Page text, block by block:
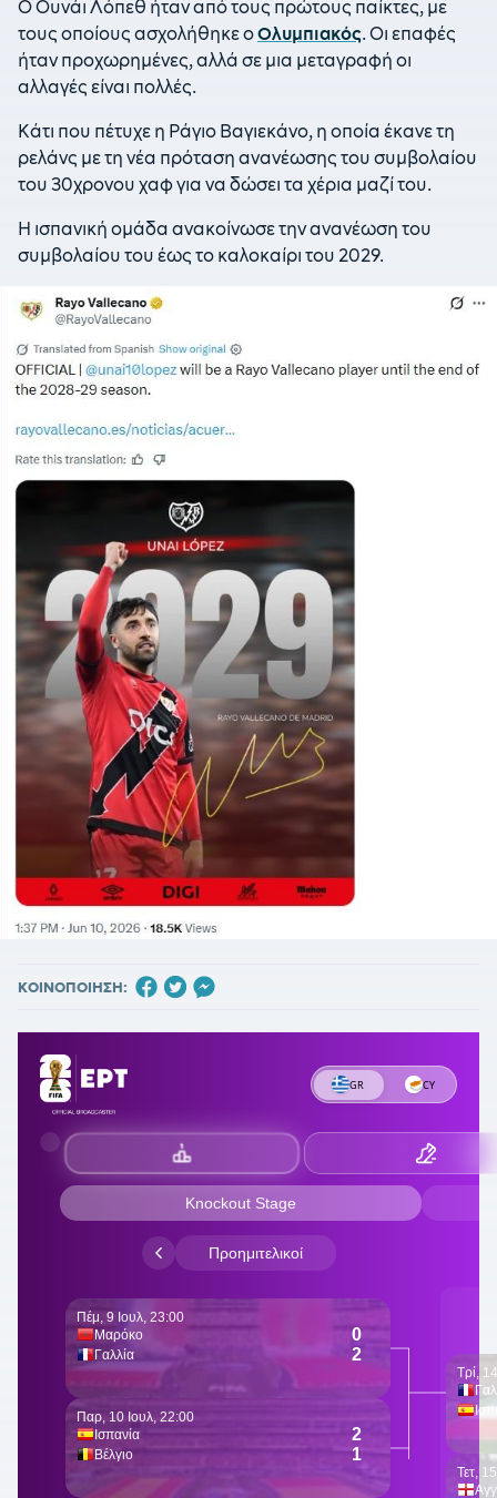
Ο Ουνάι Λόπεθ ήταν από τους πρώτους παίκτες, με
τους οποίους ασχολήθηκε οΟλυμπιακός. Οι επαφές
ήταν προχωρημένες, αλλά σε μια μεταγραφή οι
αλλαγές είναι πολλές.
Κάτι που πέτυχε η Ράγιο Βαγιεκάνο, η οποία έκανε τη
ρελάνς με τη νέα πρόταση ανανέωσης του συμβολαίου
του 30χρονου χαφ για να δώσει τα χέρια μαζί του.
Η ισπανική ομάδα ανακοίνωσε την ανανέωση του
συμβολαίου του έως το καλοκαίρι του 2029.
ΚΟΙΝΟΠΟΙΗΣΗ: